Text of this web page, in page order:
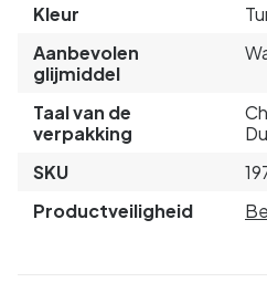
Kleur
Aanbevolen
glijmiddel
Taal van de
verpakking
SKU
Productveiligheid